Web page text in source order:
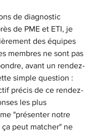
de diagnostic
de PME et ETI, je
des équipes
membres ne sont pas
avant un rendez-
simple question :
précis de ce rendez-
les plus
"présenter notre
peut matcher" ne